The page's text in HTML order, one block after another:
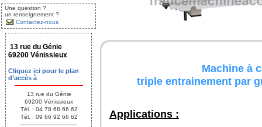
Une question ?
un renseignement ?
Contactez-nous
13 rue du Génie
69200 Vénissieux
Cliquez ici pour le plan
d’accès à
13 rue du Génie
69200 Vénissieux
Tél. : 04 78 68 66 62
Tél. : 09 66 92 66 62
Machine à
triple entrainement par
Applications :